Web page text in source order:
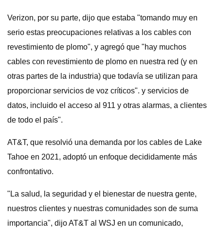
Verizon, por su parte, dijo que estaba "tomando muy en
serio estas preocupaciones relativas a los cables con
revestimiento de plomo", y agregó que "hay muchos
cables con revestimiento de plomo en nuestra red (y en
otras partes de la industria) que todavía se utilizan para
proporcionar servicios de voz críticos". y servicios de
datos, incluido el acceso al 911 y otras alarmas, a clientes
de todo el país".
AT&T, que resolvió una demanda por los cables de Lake
Tahoe en 2021, adoptó un enfoque decididamente más
confrontativo.
"La salud, la seguridad y el bienestar de nuestra gente,
nuestros clientes y nuestras comunidades son de suma
importancia", dijo AT&T al WSJ en un comunicado,